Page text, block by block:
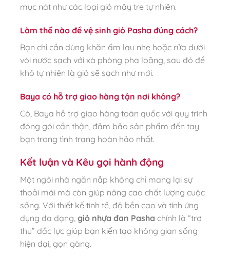
mục nát như các loại giỏ mây tre tự nhiên.
Làm thế nào để vệ sinh giỏ Pasha đúng cách?
Bạn chỉ cần dùng khăn ẩm lau nhẹ hoặc rửa dưới
vòi nước sạch với xà phòng pha loãng, sau đó để
khô tự nhiên là giỏ sẽ sạch như mới.
Baya có hỗ trợ giao hàng tận nơi không?
Có, Baya hỗ trợ giao hàng toàn quốc với quy trình
đóng gói cẩn thận, đảm bảo sản phẩm đến tay
bạn trong tình trạng hoàn hảo nhất.
Kết luận và Kêu gọi hành động
Một ngôi nhà ngăn nắp không chỉ mang lại sự
thoải mái mà còn giúp nâng cao chất lượng cuộc
sống. Với thiết kế tinh tế, độ bền cao và tính ứng
dụng đa dạng, giỏ nhựa đan Pasha chính là “trợ
thủ” đắc lực giúp bạn kiến tạo không gian sống
hiện đại, gọn gàng.